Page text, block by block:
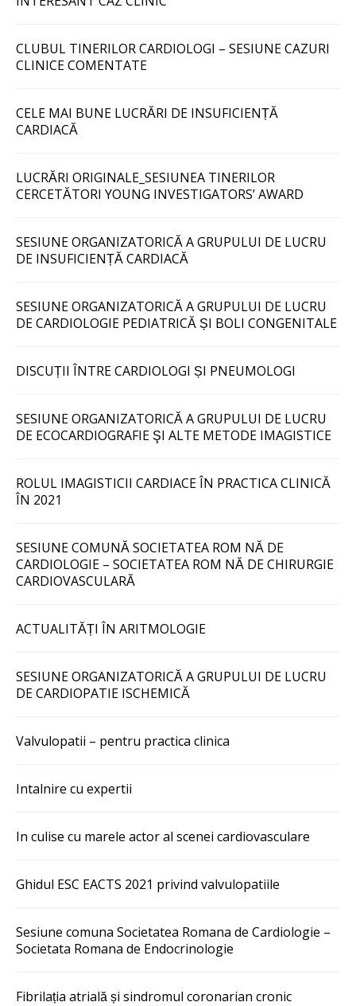
CLUBUL TINERILOR CARDIOLOGI – SESIUNE CAZURI
CLINICE COMENTATE
CELE MAI BUNE LUCRĂRI DE INSUFICIENȚĂ
CARDIACĂ
LUCRĂRI ORIGINALE_SESIUNEA TINERILOR
CERCETĂTORI YOUNG INVESTIGATORS’ AWARD
SESIUNE ORGANIZATORICĂ A GRUPULUI DE LUCRU
DE INSUFICIENȚĂ CARDIACĂ
SESIUNE ORGANIZATORICĂ A GRUPULUI DE LUCRU
DE CARDIOLOGIE PEDIATRICĂ ȘI BOLI CONGENITALE
DISCUȚII ÎNTRE CARDIOLOGI ȘI PNEUMOLOGI
SESIUNE ORGANIZATORICĂ A GRUPULUI DE LUCRU
DE ECOCARDIOGRAFIE ŞI ALTE METODE IMAGISTICE
ROLUL IMAGISTICII CARDIACE ÎN PRACTICA CLINICĂ
ÎN 2021
SESIUNE COMUNĂ SOCIETATEA ROM NĂ DE
CARDIOLOGIE – SOCIETATEA ROM NĂ DE CHIRURGIE
CARDIOVASCULARĂ
ACTUALITĂȚI ÎN ARITMOLOGIE
SESIUNE ORGANIZATORICĂ A GRUPULUI DE LUCRU
DE CARDIOPATIE ISCHEMICĂ
Valvulopatii – pentru practica clinica
Intalnire cu expertii
In culise cu marele actor al scenei cardiovasculare
Ghidul ESC EACTS 2021 privind valvulopatiile
Sesiune comuna Societatea Romana de Cardiologie –
Societata Romana de Endocrinologie
Fibrilația atrială și sindromul coronarian cronic